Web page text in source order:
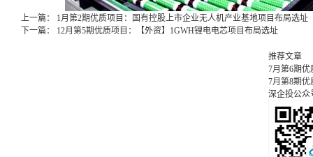
上一篇： 1月第2期优质项目：国有控股上市企业无人机产业基地项目布局选址
下一篇： 12月第5期优质项目：【外资】1GWH锂电电芯项目布局选址
推荐文章
7月第6期
7月第8期
深企投公众